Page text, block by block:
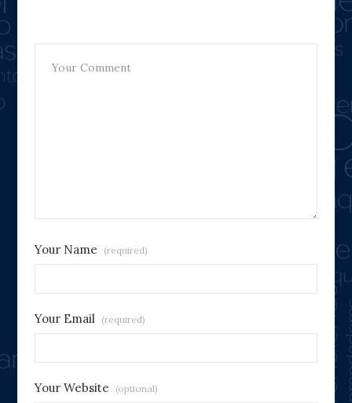
Your Name (required)
Your Email (required)
Your Website (optional)